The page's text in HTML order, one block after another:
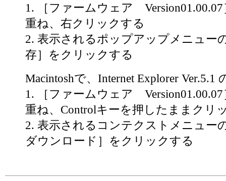
1. ［ファームウェア
重ね、右クリックする
2. 表示されるポップアップメニュー
存］をクリックする
Macintoshで、Internet Explorer Ver.5.1
1. ［ファームウェア
重ね、Controlキーを押したままクリ
2. 表示されるコンテクストメニュー
ダウンロード］をクリックする